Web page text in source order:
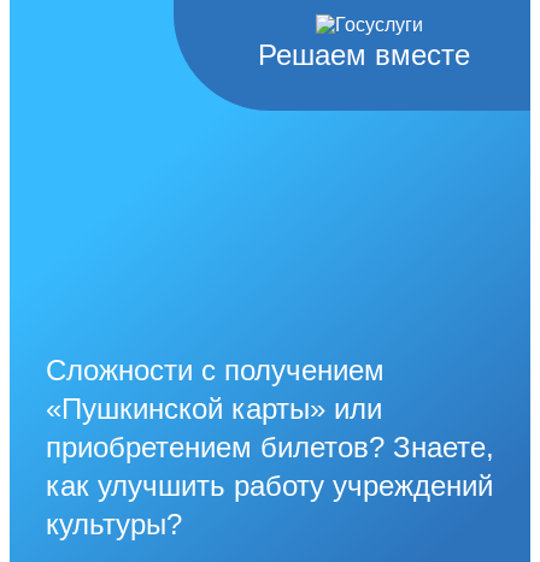
Решаем вместе
Сложности с получением
«Пушкинской карты» или
приобретением билетов? Знаете,
как улучшить работу учреждений
культуры?